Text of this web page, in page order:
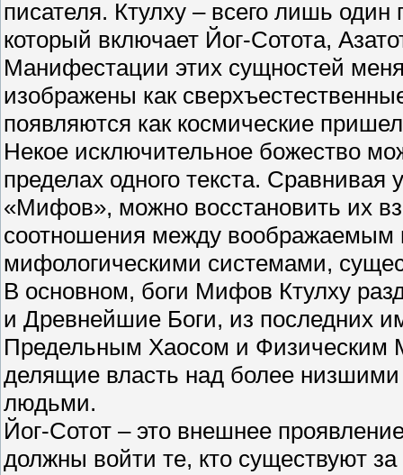
писателя. Ктулху – всего лишь один
который включает Йог-Сотота,
Манифестации этих сущностей
изображены как
появляются как космические
Некое исключительное божество
пределах одного текста.
«Мифов», можно восстановить их
соотношения между воображаемым
мифологическими системами,
В основном, боги Мифов Ктулху
и Древнейшие Боги, из последних
Предельным Хаосом и Физическим
делящие власть над более
людьми.
Йог-Сотот – это внешнее
должны войти те, кто существуют